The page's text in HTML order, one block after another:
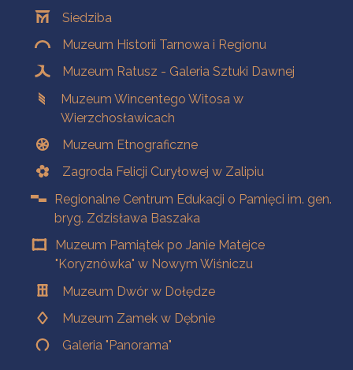
Siedziba
Muzeum Historii Tarnowa i Regionu
Muzeum Ratusz - Galeria Sztuki Dawnej
Muzeum Wincentego Witosa w
Wierzchosławicach
Muzeum Etnograficzne
Zagroda Felicji Curyłowej w Zalipiu
Regionalne Centrum Edukacji o Pamięci im. gen.
bryg. Zdzisława Baszaka
Muzeum Pamiątek po Janie Matejce
"Koryznówka" w Nowym Wiśniczu
Muzeum Dwór w Dołędze
Muzeum Zamek w Dębnie
Galeria "Panorama"